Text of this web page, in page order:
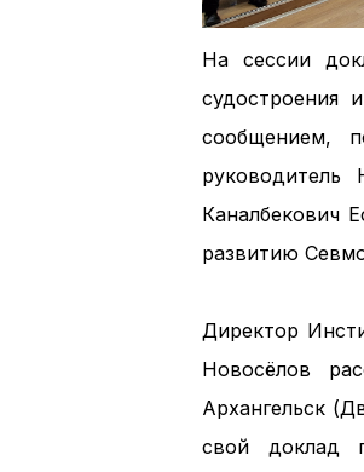
На сессии
судостроения
сообщением,
руководитель
Каналбекович
развитию
Директор
Новосёлов
Архангельск
свой доклад